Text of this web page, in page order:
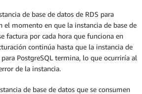
de base de datos de RDS para
el momento en que la instancia de base de
factura por cada hora que funciona en
continúa hasta que la instancia de
para PostgreSQL termina, lo que ocurriría al
de la instancia.
de base de datos que se consumen